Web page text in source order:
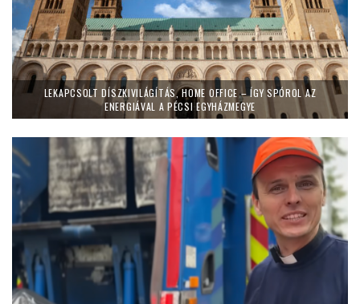
LEKAPCSOLT DÍSZKIVILÁGÍTÁS, HOME OFFICE – ÍGY SPÓROL AZ
ENERGIÁVAL A PÉCSI EGYHÁZMEGYE